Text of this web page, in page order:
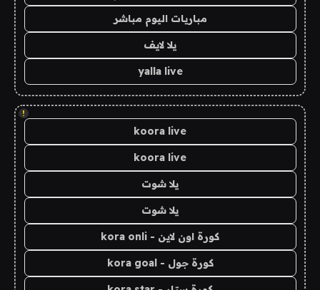
مباريات اليوم مباشر
يلا لايف
yalla live
!
koora live
koora live
يلا شوت
يلا شوت
كورة اون لاين - kora onli
كورة جول - kora goal